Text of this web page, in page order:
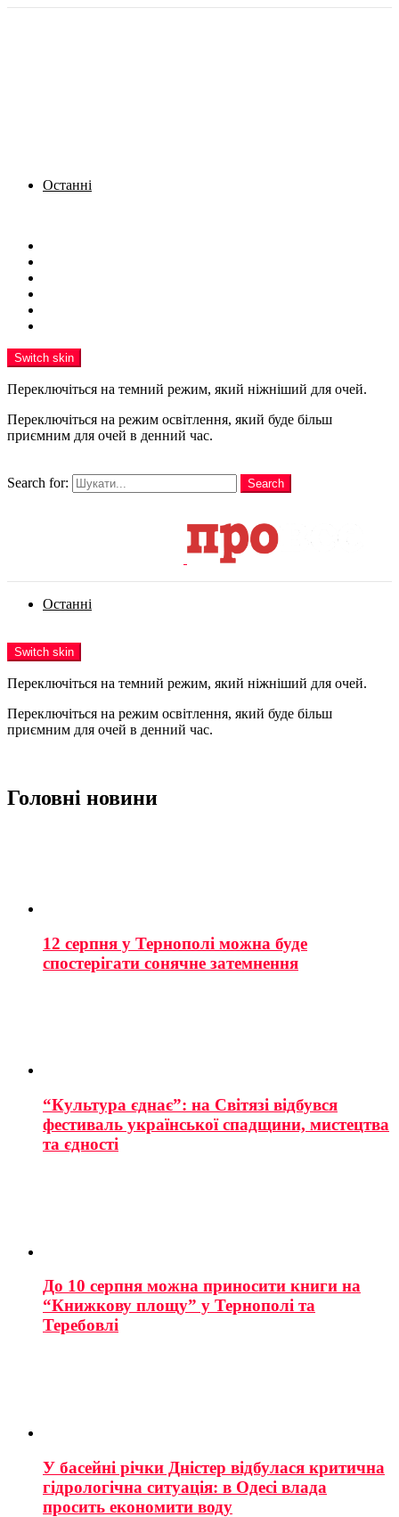
Останні
Switch skin
Переключіться на темний режим, який ніжніший для очей.
Переключіться на режим освітлення, який буде більш
приємним для очей в денний час.
Search for:
Search
Останні
Switch skin
Переключіться на темний режим, який ніжніший для очей.
Переключіться на режим освітлення, який буде більш
приємним для очей в денний час.
Головні новини
12 серпня у Тернополі можна буде
спостерігати сонячне затемнення
“Культура єднає”: на Світязі відбувся
фестиваль української спадщини, мистецтва
та єдності
До 10 серпня можна приносити книги на
“Книжкову площу” у Тернополі та
Теребовлі
У басейні річки Дністер відбулася критична
гідрологічна ситуація: в Одесі влада
просить економити воду